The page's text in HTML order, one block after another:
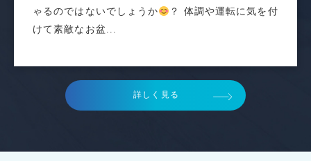
ゃるのではないでしょうか
？ 体調や運転に気を付
けて素敵なお盆...
詳しく見る